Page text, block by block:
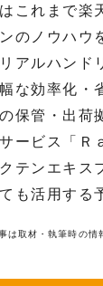
これまで楽
のノウハウ
アルハンド
な効率化・
保管・出荷
ービス「
テンエキス
も活用する
は取材・執筆時の情